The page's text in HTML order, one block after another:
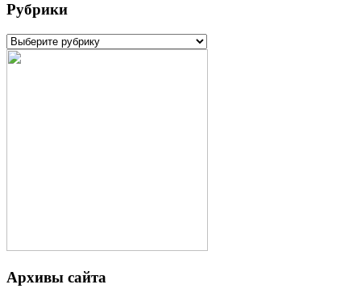
Рубрики
Рубрики
Архивы сайта